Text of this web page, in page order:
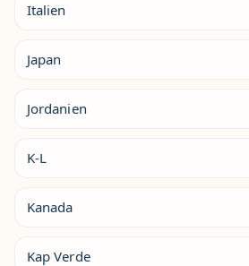
Italien
Japan
Jordanien
K-L
Kanada
Kap Verde